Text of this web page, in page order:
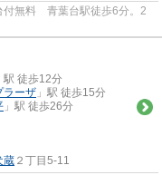
付無料 青葉台駅徒歩6分。2
駅 徒歩12分
ラーザ 」駅 徒歩15分
」駅 徒歩26分
蔵 ２丁目5-11